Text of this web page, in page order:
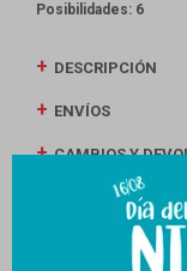
Posibilidades: 6
DESCRIPCIÓN
ENVÍOS
CAMBIOS Y
MEDIOS DE PAGO